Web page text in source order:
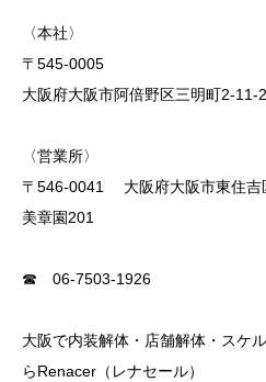
〈本社〉
〒545-0005
大阪府大阪市阿倍野区三明町2-11-
〈営業所〉
〒546-0041 大阪府大阪市東住吉
美章園201
☎ 06-7503-1926
大阪で内装解体・店舗解体・スケ
らRenacer（レナセール）